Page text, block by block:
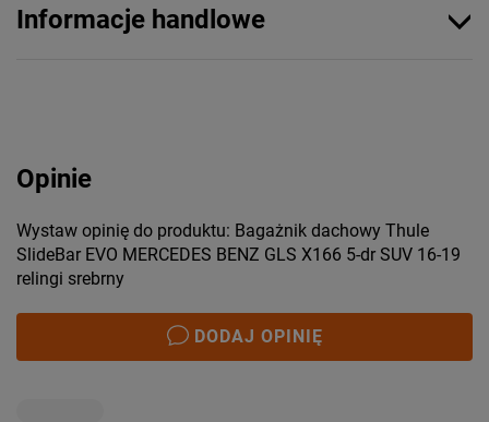
Informacje handlowe
Opinie
Wystaw opinię do produktu: Bagażnik dachowy Thule
SlideBar EVO MERCEDES BENZ GLS X166 5-dr SUV 16-19
relingi srebrny
DODAJ OPINIĘ